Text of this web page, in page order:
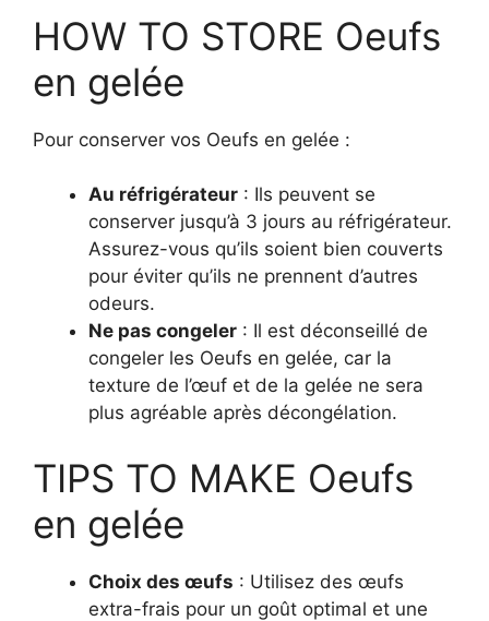
HOW TO STORE Oeufs
en gelée
Pour conserver vos Oeufs en gelée :
Au réfrigérateur : Ils peuvent se
conserver jusqu’à 3 jours au réfrigérateur.
Assurez-vous qu’ils soient bien couverts
pour éviter qu’ils ne prennent d’autres
odeurs.
Ne pas congeler : Il est déconseillé de
congeler les Oeufs en gelée, car la
texture de l’œuf et de la gelée ne sera
plus agréable après décongélation.
TIPS TO MAKE Oeufs
en gelée
Choix des œufs : Utilisez des œufs
extra-frais pour un goût optimal et une